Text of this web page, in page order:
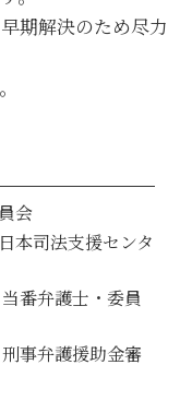
期解決のため尽力
会
本司法支援センタ
番弁護士・委員
事弁護援助金審